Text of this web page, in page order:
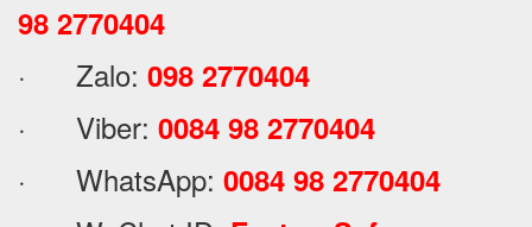
98 2770404
· Zalo: 098 2770404
· Viber: 0084 98 2770404
· WhatsApp: 0084 98 2770404